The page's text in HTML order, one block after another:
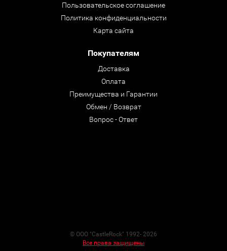
Пользовательское соглашение
Политика конфиденциальности
Карта сайта
Покупателям
Доставка
Оплата
Преимущества и Гарантии
Обмен / Возврат
Вопрос - Ответ
© ООО "CastleRock" 1992- 2026
Все права защищены